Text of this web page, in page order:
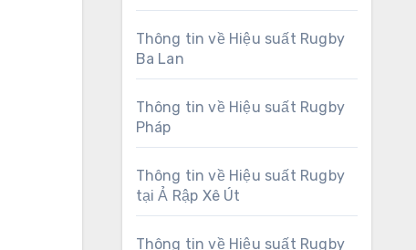
Thông tin về Hiệu suất Rugby
Ba Lan
Thông tin về Hiệu suất Rugby
Pháp
Thông tin về Hiệu suất Rugby
tại Ả Rập Xê Út
Thông tin về Hiệu suất Rugby